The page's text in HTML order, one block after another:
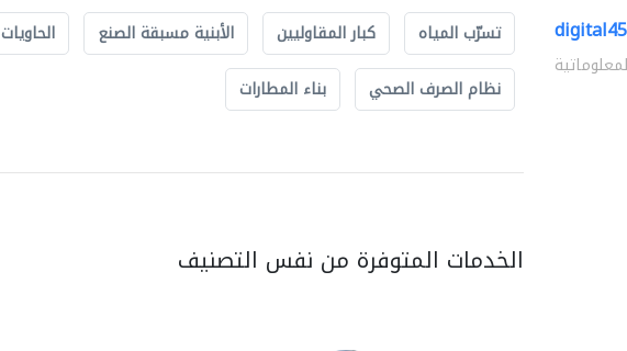
تسرّب المياه
كبار المقاوليين الأبنية مسبقة الصنع الحاويات
نظام الصرف الصحي
بناء المطارات
الخدمات المتوفرة من نفس التصنيف
digital45